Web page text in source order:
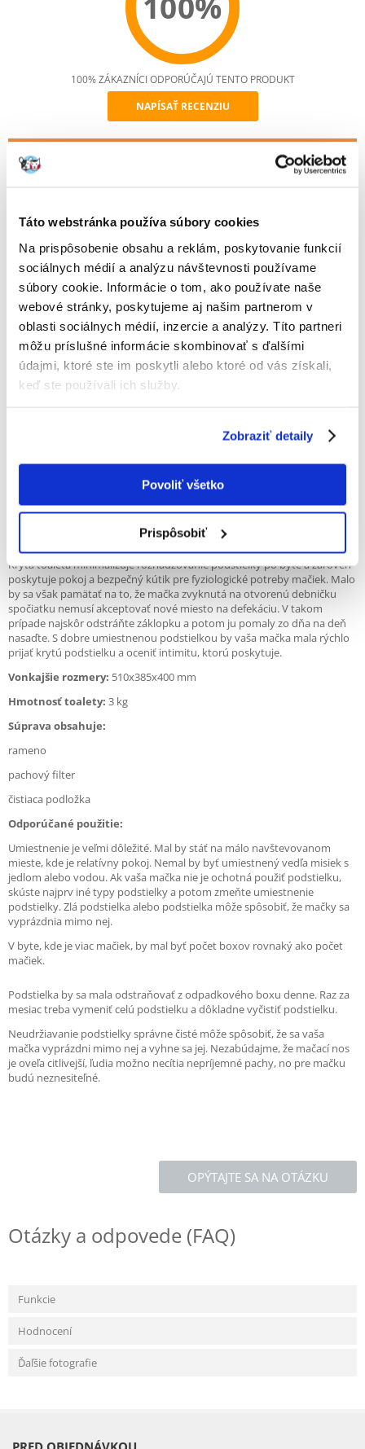
Táto webstránka používa súbory cookies
Na prispôsobenie obsahu a reklám, poskytovanie funkcií
sociálnych médií a analýzu návštevnosti používame
súbory cookie. Informácie o tom, ako používate naše
webové stránky, poskytujeme aj našim partnerom v
oblasti sociálnych médií, inzercie a analýzy. Títo partneri
môžu príslušné informácie skombinovať s ďalšími
údajmi, ktoré ste im poskytli alebo ktoré od vás získali,
keď ste používali ich služby.
Zobraziť detaily
Povoliť všetko
Prispôsobiť
Recommend
100% ZÁKAZNÍCI ODPORÚČAJÚ TENTO PRODUKT
NAPÍSAŤ RECENZIU
Popis
Vyrobené z kvalitného materiálu - plastu - pripomínajúceho ratan.
Toaleta je vybavená zásuvkou a priehradkou na príslušenstvo. Horná
chlopňa má západky, ktoré ju pevne držia a navyše zabraňujú
vysypaniu steliva.
Rukoväť je ergonomická, uľahčuje prenášanie nosiča.
Toaleta je ľahko demontovateľná, čo urýchľuje prácu a čistenie. Možnosť
skryť príslušenstvo a skrytá rukoväť zaisťujú maximálnu čistotu a
hygienu. Priložený filter s aktívnym uhlím zachytáva nepríjemné pachy a
zabraňuje ich úniku. Filter by sa mal pravidelne vymieňať za nový.
Mriežka pripevnená k súprave je akousi rohožkou, ktorú je možné
aby sa mačacie labky mierne otvorili, vďaka čomu zlepené stelivo
neznášajú a ich odstránenie si stále zachováva funkcie krytej podstielky
a je praktickým riešením.
Toaleta je spojením praktickosti s estetikou a krásnym zariadením
Krytá toaleta minimalizuje rozhadzovanie podstielky po byte a zároveň
poskytuje pokoj a bezpečný kútik pre fyziologické potreby mačiek. Malo
by sa však pamätať na to, že mačka zvyknutá na otvorenú debničku
spočiatku nemusí akceptovať nové miesto na defekáciu. V takom
prípade najskôr odstráňte záklopku a potom ju pomaly zo dňa na deň
nasaďte. S dobre umiestnenou podstielkou by vaša mačka mala rýchlo
prijať krytú podstielku a oceniť intimitu, ktorú poskytuje.
Vonkajšie rozmery: 510x385x400 mm
Hmotnosť toalety: 3 kg
Súprava obsahuje:
rameno
pachový filter
čistiaca podložka
Odporúčané použitie:
Umiestnenie je veľmi dôležité. Mal by stáť na málo navštevovanom
mieste, kde je relatívny pokoj. Nemal by byť umiestnený vedľa misiek s
jedlom alebo vodou. Ak vaša mačka nie je ochotná použiť podstielku,
skúste najprv iné typy podstielky a potom zmeňte umiestnenie
podstielky. Zlá podstielka alebo podstielka môže spôsobiť, že mačky sa
vyprázdnia mimo nej.
V byte, kde je viac mačiek, by mal byť počet boxov rovnaký ako počet
mačiek.
Podstielka by sa mala odstraňovať z odpadkového boxu denne. Raz za
mesiac treba vymeniť celú podstielku a dôkladne vyčistiť podstielku.
Neudržiavanie podstielky správne čisté môže spôsobiť, že sa vaša
mačka vyprázdni mimo nej a vyhne sa jej. Nezabúdajme, že mačací nos
je oveľa citlivejší, ľudia možno necítia nepríjemné pachy, no pre mačku
budú neznesiteľné.
OPÝTAJTE SA NA OTÁZKU
Otázky a odpovede (FAQ)
Funkcie
Hodnocení
Ďaľšie fotografie